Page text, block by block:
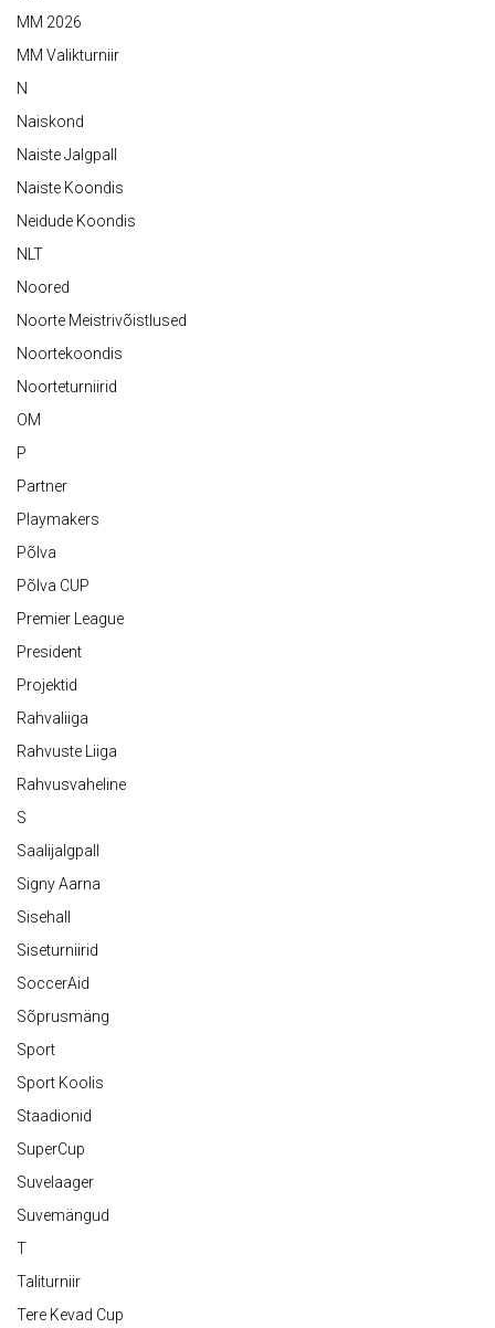
MM 2026
MM Valikturniir
N
Naiskond
Naiste Jalgpall
Naiste Koondis
Neidude Koondis
NLT
Noored
Noorte Meistrivõistlused
Noortekoondis
Noorteturniirid
OM
P
Partner
Playmakers
Põlva
Põlva CUP
Premier League
President
Projektid
Rahvaliiga
Rahvuste Liiga
Rahvusvaheline
S
Saalijalgpall
Signy Aarna
Sisehall
Siseturniirid
SoccerAid
Sõprusmäng
Sport
Sport Koolis
Staadionid
SuperCup
Suvelaager
Suvemängud
T
Taliturniir
Tere Kevad Cup